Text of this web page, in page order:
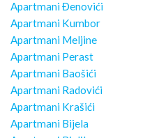
Apartmani Đenovići
Apartmani Kumbor
Apartmani Meljine
Apartmani Perast
Apartmani Baošići
Apartmani Radovići
Apartmani Krašići
Apartmani Bijela